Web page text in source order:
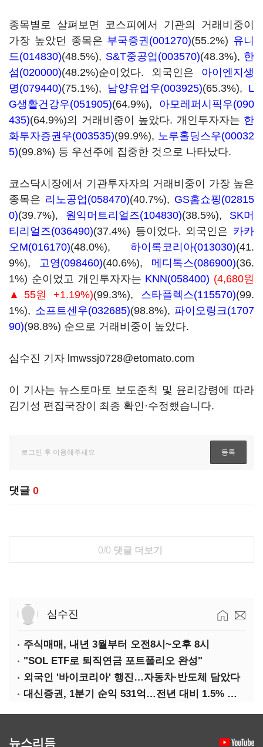
종목별로 살펴보면 코스피에서 기관의 거래비중이
가장 높았던 종목은 부국증권(001270)(55.2%) 유니
드(014830)(48.5%), S&T중공업(003570)(48.3%), 한
섬(020000)(48.2%)순이었다. 외국인은 아이엔지생
명(079440)(75.1%), 남양유업우(003925)(65.3%), L
G생활건강우(051905)(64.9%), 아모레퍼시픽우(090
435)(64.9%)의 거래비중이 높았다. 개인투자자는 한
화투자증권우(003535)(99.9%), 노루홀딩스우(00032
5)(99.8%) 등 우선주에 집중한 것으로 나타났다.
코스닥시장에서 기관투자자의 거래비중이 가장 높은
종목은 리노공업(058470)(40.7%), GS홈쇼핑(02815
0)(39.7%), 원익머트리얼즈(104830)(38.5%), SK머
티리얼즈(036490)(37.4%) 등이었다. 외국인은 카카
오M(016170)(48.0%), 하이록코리아(013030)(41.
9%), 고영(098460)(40.6%), 메디톡스(086900)(36.
1%) 순이었고 개인투자자는 KNN(058400) (4,680원
▲55원 +1.19%)(99.3%), 스타플렉스(115570)(99.
1%), 소프트센우(032685)(98.8%), 파이오링크(1707
90)(98.8%) 순으로 거래비중이 높았다.
심수진 기자 lmwssj0728@etomato.com
이 기사는 뉴스토마토 보도준칙 및 윤리강령에 따라
김기성 편집국장이 최종 확인·수정했습니다.
댓글 0
0/0 댓글 더보기
심수진
주식매매, 내년 3월부터 오전8시~오후 8시
"SOL ETF로 퇴직연금 포트폴리오 완성"
외국인 '바이코리아' 행진…자동차·반도체 담았다
대신증권, 1분기 순익 531억…전년 대비 1.5% 증가
뉴스리듬